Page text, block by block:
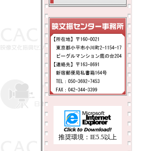
推奨環境：IE5.5以上